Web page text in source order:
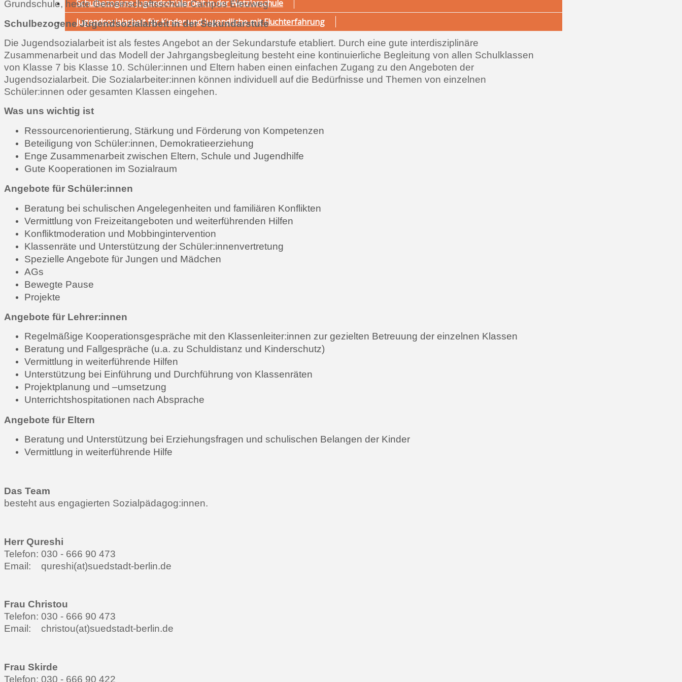
Schulbezogene Jugendsozialarbeit in der Wetzlarschule
Jugendsozialarbeit für Kinder und Jugendliche mit Fluchterfahrung
Grundschule, heute Gemeinschaftsschule Campus Efeuweg.
Schulbezogene Jugendsozialarbeit in der Sekundarstufe
Die Jugendsozialarbeit ist als festes Angebot an der Sekundarstufe etabliert. Durch eine gute interdisziplinäre
Zusammenarbeit und das Modell der Jahrgangsbegleitung besteht eine kontinuierliche Begleitung von allen Schulklassen
von Klasse 7 bis Klasse 10. Schüler:innen und Eltern haben einen einfachen Zugang zu den Angeboten der
Jugendsozialarbeit. Die Sozialarbeiter:innen können individuell auf die Bedürfnisse und Themen von einzelnen
Schüler:innen oder gesamten Klassen eingehen.
Was uns wichtig ist
Ressourcenorientierung, Stärkung und Förderung von Kompetenzen
Beteiligung von Schüler:innen, Demokratieerziehung
Enge Zusammenarbeit zwischen Eltern, Schule und Jugendhilfe
Gute Kooperationen im Sozialraum
Angebote für Schüler:innen
Beratung bei schulischen Angelegenheiten und familiären Konflikten
Vermittlung von Freizeitangeboten und weiterführenden Hilfen
Konfliktmoderation und Mobbingintervention
Klassenräte und Unterstützung der Schüler:innenvertretung
Spezielle Angebote für Jungen und Mädchen
AGs
Bewegte Pause
Projekte
Angebote für Lehrer:innen
Regelmäßige Kooperationsgespräche mit den Klassenleiter:innen zur gezielten Betreuung der einzelnen Klassen
Beratung und Fallgespräche (u.a. zu Schuldistanz und Kinderschutz)
Vermittlung in weiterführende Hilfen
Unterstützung bei Einführung und Durchführung von Klassenräten
Projektplanung und –umsetzung
Unterrichtshospitationen nach Absprache
Angebote für Eltern
Beratung und Unterstützung bei Erziehungsfragen und schulischen Belangen der Kinder
Vermittlung in weiterführende Hilfe
Das Team
besteht aus engagierten Sozialpädagog:innen.
Herr Qureshi
Telefon: 030 - 666 90 473
Email: qureshi(at)suedstadt-berlin.de
Frau Christou
Telefon: 030 - 666 90 473
Email: christou(at)suedstadt-berlin.de
Frau Skirde
Telefon: 030 - 666 90 422